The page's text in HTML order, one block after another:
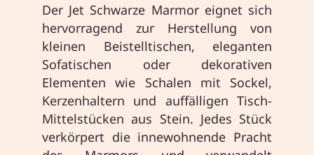
Der Jet Schwarze Marmor eignet sich
hervorragend zur Herstellung von
kleinen Beistelltischen, eleganten
Sofatischen oder dekorativen
Elementen wie Schalen mit Sockel,
Kerzenhaltern und auffälligen Tisch-
Mittelstücken aus Stein. Jedes Stück
verkörpert die innewohnende Pracht